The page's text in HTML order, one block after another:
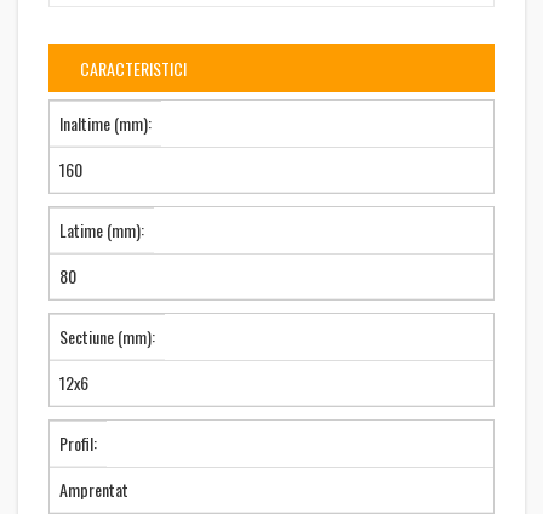
CARACTERISTICI
Inaltime (mm):
160
Latime (mm):
80
Sectiune (mm):
12x6
Profil:
Amprentat